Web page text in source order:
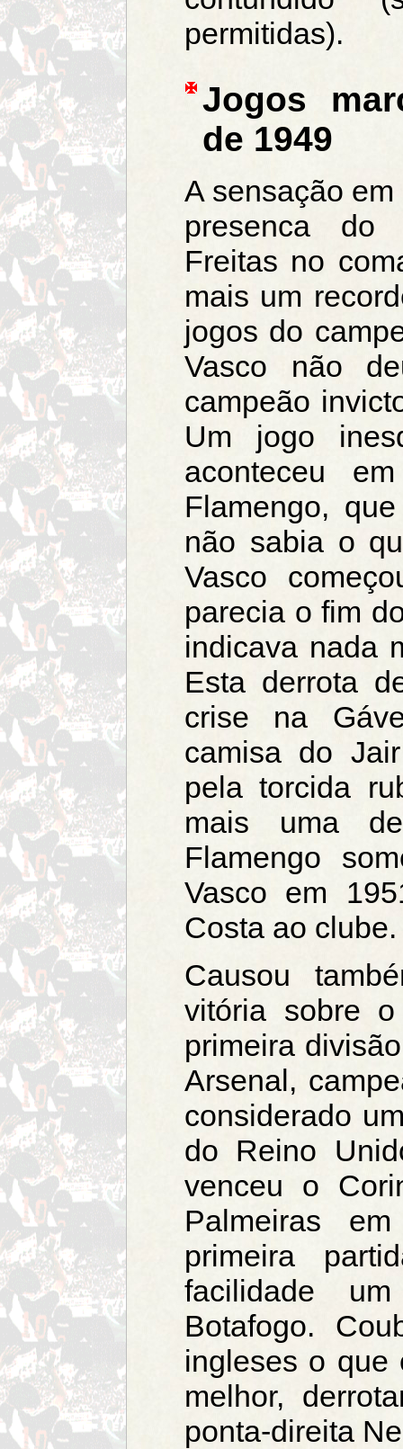
permitidas).
Jogos
de 1949
A sensação
presenca do
Freitas no
mais um
jogos do
Vasco não
campeão
Um jogo
aconteceu
Flamengo,
não sabia o
Vasco
parecia o fim
indicava nada
Esta derrota
crise na
camisa do
pela torcida
mais uma
Flamengo
Vasco em
Costa ao clube.
Causou
vitória sobre
primeira
Arsenal,
considerado
do Reino
venceu o
Palmeiras
primeira
facilidade
Botafogo.
ingleses o que
melhor,
ponta-direita